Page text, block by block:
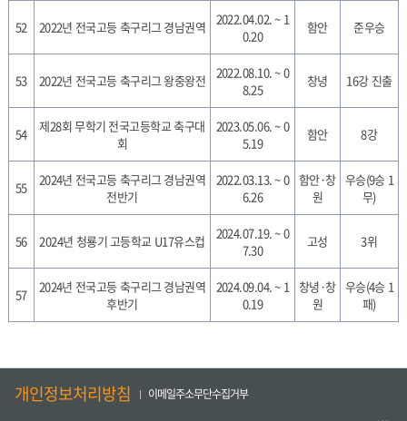
52 2022년 전국고등 축구리그 경남권역
2022.04.02. ~ 1
0.20
함안 준우승
53 2022년 전국고등 축구리그 왕중왕전
2022.08.10. ~ 0
8.25
창녕 16강 진출
54
제28회 무학기 전국고등학교 축구대
회
2023.05.06. ~ 0
5.19
함안 8강
55
2024년 전국고등 축구리그 경남권역
전반기
2022.03.13. ~ 0
6.26
함안·창
원
우승(9승 1
무)
56 2024년 청룡기 고등학교 U17유스컵
2024.07.19. ~ 0
7.30
고성 3위
57
2024년 전국고등 축구리그 경남권역
후반기
2024.09.04. ~ 1
0.19
창녕·창
원
우승(4승 1
패)
개인정보처리방침
이메일주소무단수집거부